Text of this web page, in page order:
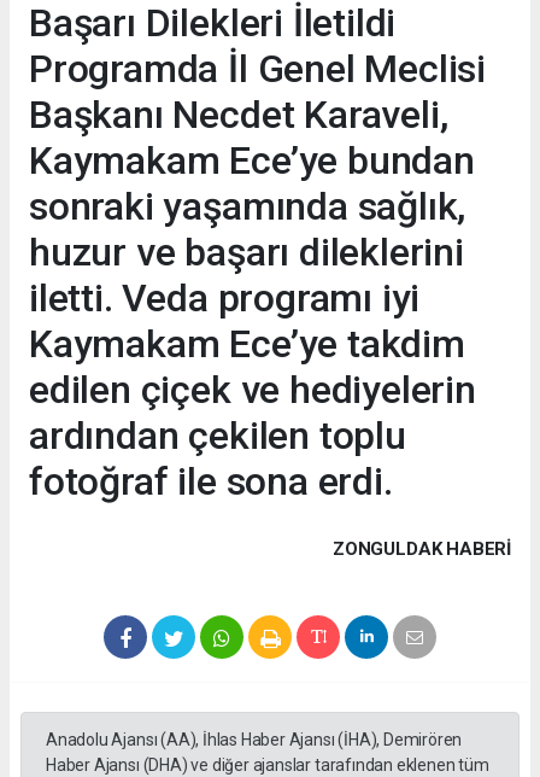
Başarı Dilekleri İletildi
Programda İl Genel Meclisi
Başkanı Necdet Karaveli,
Kaymakam Ece’ye bundan
sonraki yaşamında sağlık,
huzur ve başarı dileklerini
iletti. Veda programı iyi
Kaymakam Ece’ye takdim
edilen çiçek ve hediyelerin
ardından çekilen toplu
fotoğraf ile sona erdi.
ZONGULDAK HABERİ
Anadolu Ajansı (AA), İhlas Haber Ajansı (İHA), Demirören
Haber Ajansı (DHA) ve diğer ajanslar tarafından eklenen tüm